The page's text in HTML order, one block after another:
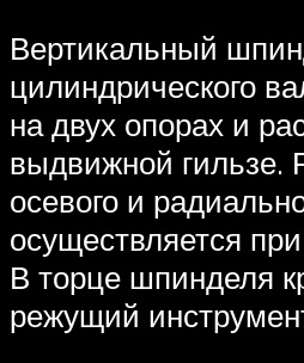
Вертикальный
цилиндрического
на двух опорах и
выдвижной гильзе.
осевого и
осуществляется
В торце шпинделя
режущий